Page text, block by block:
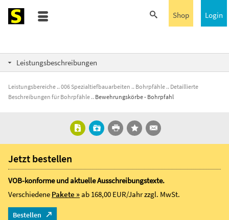
Login
Shop
Leistungsbeschreibungen
Leistungsbereiche 006 Spezialtiefbauarbeiten Bohrpfähle
Detaillierte
Beschreibungen für Bohrpfähle
Bewehrungskörbe - Bohrpfahl
Jetzt bestellen
VOB-konforme und aktuelle Ausschreibungstexte.
Verschiedene Pakete »ab 168,00 EUR/Jahrzzgl. MwSt.
Bestellen